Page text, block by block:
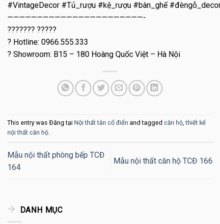
#VintageDecor #Tủ_rượu #kệ_rượu #bàn_ghế
———————————————————————-
??????? ?????
? Hotline: 0966.555.333
? Showroom: B15 – 180 Hoàng Quốc Việt – Hà Nội
This entry was Đăng tại Nội thất tân cổ điển and tagged căn hộ,thiết kế
nội thất căn hộ.
Mẫu nội thất phòng bếp TCĐ
164
Mẫu nội thất căn hộ TCĐ 166
DANH MỤC